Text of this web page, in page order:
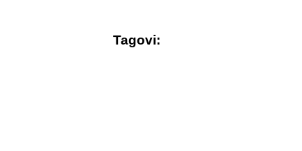
Tagovi: